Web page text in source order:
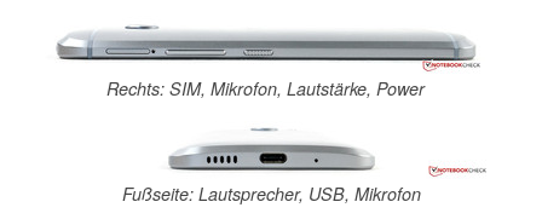
Rechts: SIM, Mikrofon, Lautstärke, Power
Fußseite: Lautsprecher, USB, Mikrofon